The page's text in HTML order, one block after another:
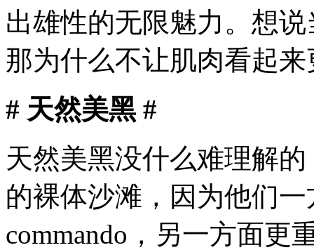
出雄性的无限魅力。想
那为什么不让肌肉看起
# 天然美黑 #
天然美黑没什么难理解
的裸体沙滩，因为他们
commando，另一方面更